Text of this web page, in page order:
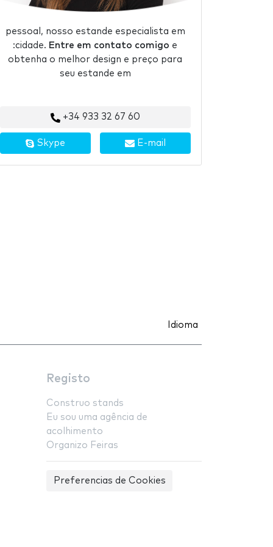
pessoal, nosso estande especialista em
:cidade. Entre em contato comigo e
obtenha o melhor design e preço para
seu estande em
+34 933 32 67 60
Skype E-mail
Idioma
Registo
Construo stands
Eu sou uma agência de
acolhimento
Organizo Feiras
Preferencias de Cookies